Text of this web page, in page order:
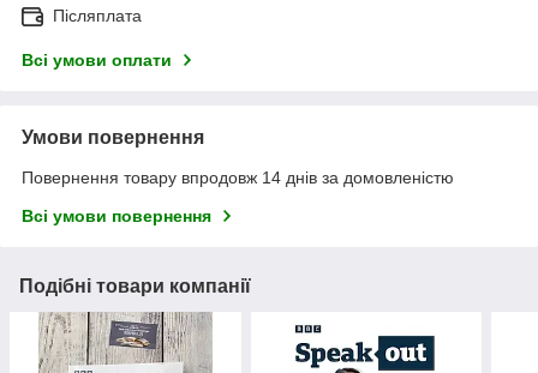
Післяплата
Всі умови оплати
Умови повернення
Повернення товару впродовж 14 днів за домовленістю
Всі умови повернення
Подібні товари компанії